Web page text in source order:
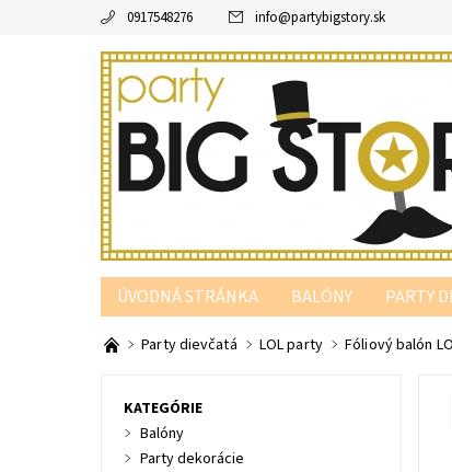
0917548276 info@partybigstory.sk
ÚVODNÁ STRÁNKA BALÓNY PARTY
PARTY PODĽA FARBY
Party dievčatá LOL party Fóliový balón
KATEGÓRIE
Balóny
Party dekorácie